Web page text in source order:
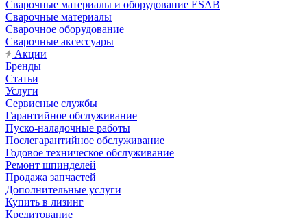
Сварочные материалы и оборудование ESAB
Сварочные материалы
Сварочное оборудование
Сварочные аксессуары
Акции
Бренды
Статьи
Услуги
Сервисные службы
Гарантийное обслуживание
Пуско-наладочные работы
Послегарантийное обслуживание
Годовое техническое обслуживание
Ремонт шпинделей
Продажа запчастей
Дополнительные услуги
Купить в лизинг
Кредитование